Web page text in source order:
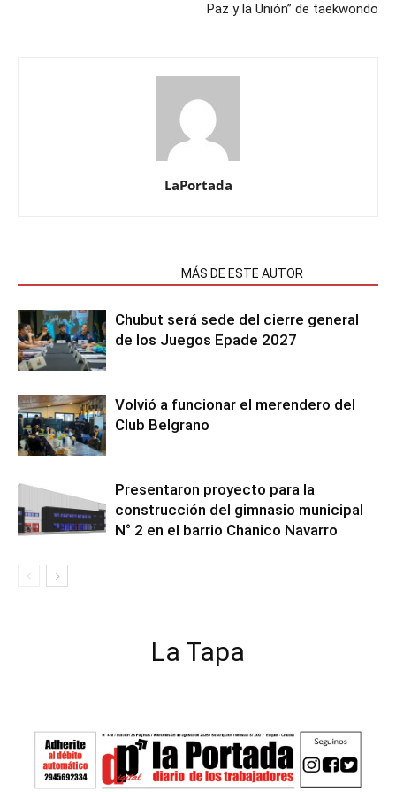
Paz y la Unión” de taekwondo
LaPortada
MÁS DE ESTE AUTOR
Chubut será sede del cierre general
de los Juegos Epade 2027
Volvió a funcionar el merendero del
Club Belgrano
Presentaron proyecto para la
construcción del gimnasio municipal
N° 2 en el barrio Chanico Navarro
La Tapa